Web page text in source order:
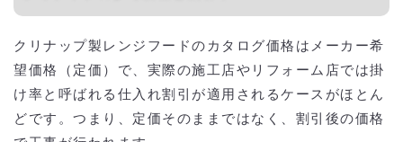
クリナップ製レンジフードのカタログ価格はメーカー希
望価格（定価）で、実際の施工店やリフォーム店では掛
け率と呼ばれる仕入れ割引が適用されるケースがほとん
どです。つまり、定価そのままではなく、割引後の価格